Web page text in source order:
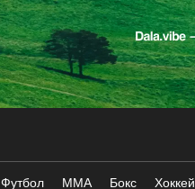
Футбол ММА Бокс Хоккей